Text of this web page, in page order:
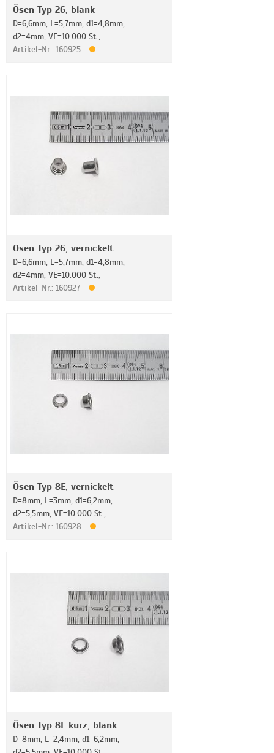
Ösen Typ 26, blank
D=6,6mm, L=5,7mm, d1=4,8mm,
d2=4mm, VE=10.000 St.,
Artikel-Nr.: 160925
Ösen Typ 26, vernickelt
D=6,6mm, L=5,7mm, d1=4,8mm,
d2=4mm, VE=10.000 St.,
Artikel-Nr.: 160927
Ösen Typ 8E, vernickelt
D=8mm, L=3mm, d1=6,2mm,
d2=5,5mm, VE=10.000 St.,
Artikel-Nr.: 160928
Ösen Typ 8E kurz, blank
D=8mm, L=2,4mm, d1=6,2mm,